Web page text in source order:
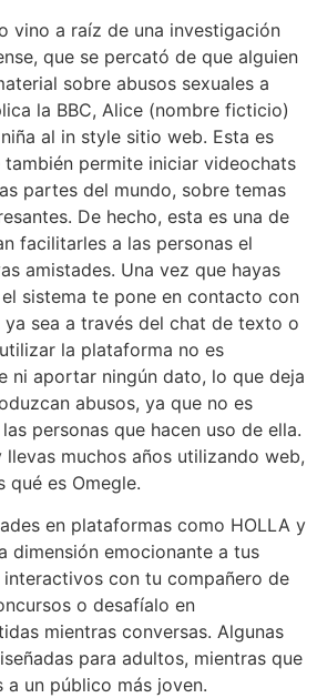
vino a raíz de una investigación
que se percató de que alguien
sobre abusos sexuales a
la BBC, Alice (nombre ficticio)
al in style sitio web. Esta es
permite iniciar videochats
partes del mundo, sobre temas
De hecho, esta es una de
facilitarles a las personas el
amistades. Una vez que hayas
sistema te pone en contacto con
ya sea a través del chat de texto o
la plataforma no es
ni aportar ningún dato, lo que deja
abusos, ya que no es
personas que hacen uso de ella.
llevas muchos años utilizando web,
qué es Omegle.
en plataformas como HOLLA y
dimensión emocionante a tus
con tu compañero de
o desafíalo en
mientras conversas. Algunas
para adultos, mientras que
un público más joven.